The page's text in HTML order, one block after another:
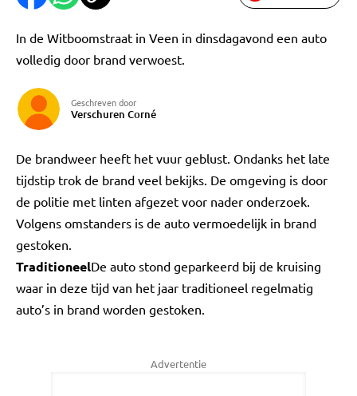
In de Witboomstraat in Veen in dinsdagavond een auto
volledig door brand verwoest.
Geschreven door
Verschuren Corné
De brandweer heeft het vuur geblust. Ondanks het late
tijdstip trok de brand veel bekijks. De omgeving is door
de politie met linten afgezet voor nader onderzoek.
Volgens omstanders is de auto vermoedelijk in brand
gestoken.
TraditioneelDe auto stond geparkeerd bij de kruising
waar in deze tijd van het jaar traditioneel regelmatig
auto’s in brand worden gestoken.
Advertentie